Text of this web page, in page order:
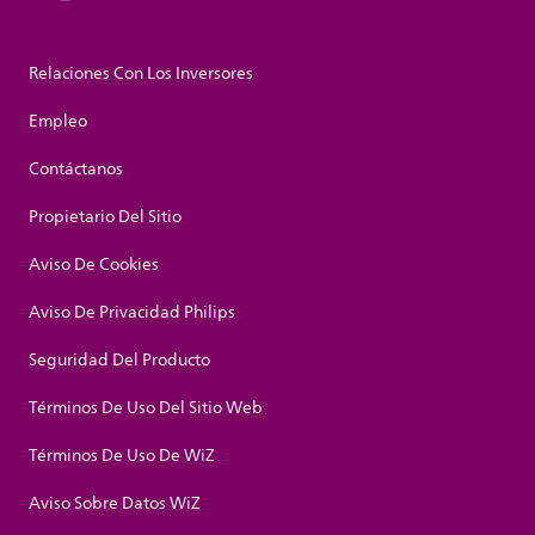
Relaciones Con Los Inversores
Empleo
Contáctanos
Propietario Del Sitio
Aviso De Cookies
Aviso De Privacidad Philips
Seguridad Del Producto
Términos De Uso Del Sitio Web
Términos De Uso De WiZ
Aviso Sobre Datos WiZ